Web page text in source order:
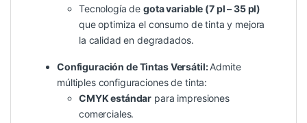
Tecnología degota variable (7 pl – 35 pl)
que optimiza el consumo de tinta y mejora
la calidad en degradados.
Configuración de Tintas Versátil:Admite
múltiples configuraciones de tinta:
CMYK estándar para impresiones
comerciales.